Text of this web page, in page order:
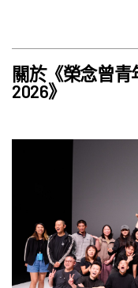
關於《榮念曾青
2026》